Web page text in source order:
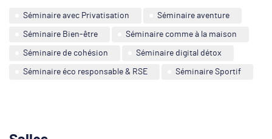
Séminaire avec Privatisation Séminaire aventure
Séminaire Bien-être Séminaire comme à la maison
Séminaire de cohésion Séminaire digital détox
Séminaire éco responsable & RSE Séminaire Sportif